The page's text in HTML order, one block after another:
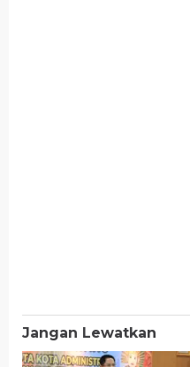
Jangan Lewatkan